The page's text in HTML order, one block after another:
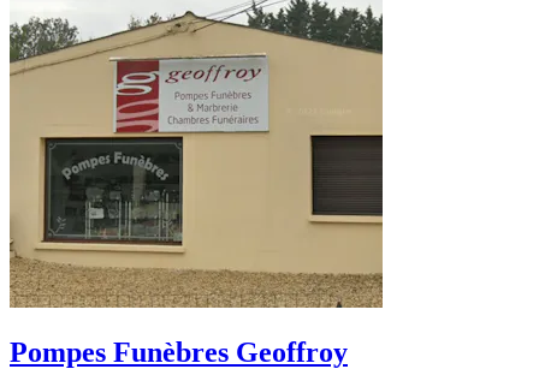
Pompes Funèbres Geoffroy